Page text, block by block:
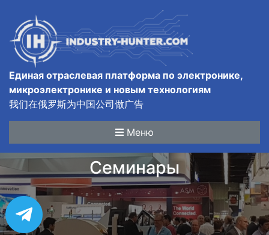
Единая отраслевая платформа по электронике,
микроэлектронике и новым технологиям
我们在俄罗斯为中国公司做广告
Меню
Семинары